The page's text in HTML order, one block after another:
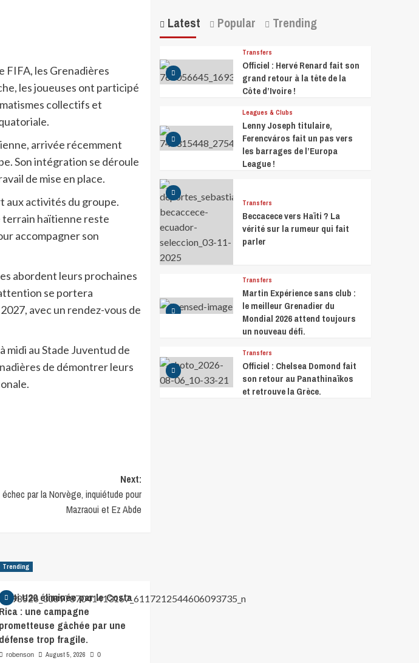
FIFA, les Grenadières
les joueuses ont participé
collectifs et
arrivée récemment
Son intégration se déroule
de mise en place.
aux activités du groupe.
terrain haïtienne reste
accompagner son
abordent leurs prochaines
se portera
avec un rendez-vous de
midi au Stade Juventud de
de démontrer leurs
Next:
par la Norvège, inquiétude pour
Mazraoui et Ez Abde
Trending
U20 éliminée par le Costa
Rica : une campagne
prometteuse gâchée par une
défense trop fragile.
robenson August 5, 2026 0
Latest Popular Trending
Transfers
Officiel : Hervé Renard fait son
grand retour à la tête de la
Côte d’Ivoire !
Leagues & Clubs
Lenny Joseph titulaire,
Ferencváros fait un pas vers
les barrages de l’Europa
League !
Transfers
Beccacece vers Haïti ? La
vérité sur la rumeur qui fait
parler
Transfers
Martin Expérience sans club :
le meilleur Grenadier du
Mondial 2026 attend toujours
un nouveau défi.
Transfers
Officiel : Chelsea Domond fait
son retour au Panathinaïkos
et retrouve la Grèce.